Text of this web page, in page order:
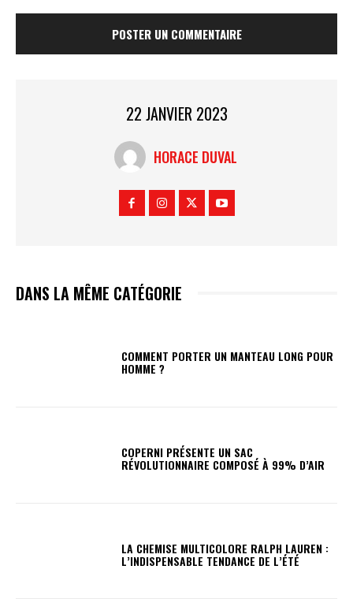
22 JANVIER 2023
HORACE DUVAL
DANS LA MÊME CATÉGORIE
COMMENT PORTER UN MANTEAU LONG POUR
HOMME ?
COPERNI PRÉSENTE UN SAC
RÉVOLUTIONNAIRE COMPOSÉ À 99% D’AIR
LA CHEMISE MULTICOLORE RALPH LAUREN :
L’INDISPENSABLE TENDANCE DE L’ÉTÉ